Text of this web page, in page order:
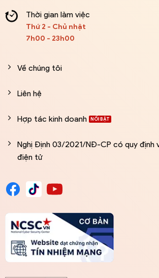
Thời gian làm việc
Thứ 2 - Chủ nhật
7h00 - 23h00
Về chúng tôi
Liên hệ
Hợp tác kinh doanh
Nghị Định 03/2021/NĐ-CP có quy định
điện tử